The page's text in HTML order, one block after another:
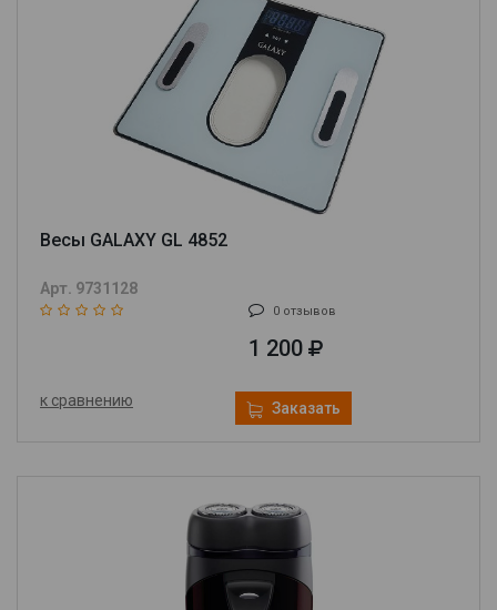
Весы GALAXY GL 4852
Арт. 9731128
0 отзывов
1 200
к сравнению Заказать